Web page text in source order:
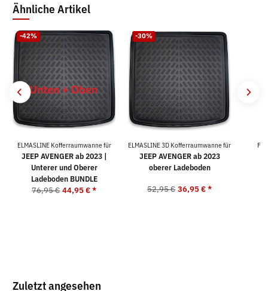
Ähnliche Artikel
-42%
ELMASLINE Kofferraumwanne für
JEEP AVENGER ab 2023 |
Unterer und Oberer
Ladeboden BUNDLE
76,95 € 44,95 €*
-30%
ELMASLINE 3D Kofferraumwanne für
JEEP AVENGER ab 2023
oberer Ladeboden
52,95 € 36,95 €*
Zuletzt angesehen